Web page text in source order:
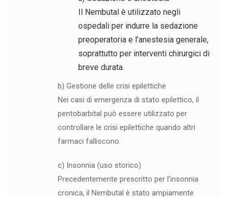
Il Nembutal è utilizzato negli
ospedali per indurre la sedazione
preoperatoria e l’anestesia generale,
soprattutto per interventi chirurgici di
breve durata.
b) Gestione delle crisi epilettiche
Nei casi di emergenza di stato epilettico, il
pentobarbital può essere utilizzato per
controllare le crisi epilettiche quando altri
farmaci falliscono.
c) Insonnia (uso storico)
Precedentemente prescritto per l’insonnia
cronica, il Nembutal è stato ampiamente